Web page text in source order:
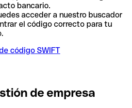
bancario.
acceder a nuestro buscador
el código correcto para tu
código SWIFT
de empresa